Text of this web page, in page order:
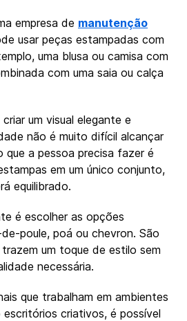
empresa de manutenção
usar peças estampadas com
uma blusa ou camisa com
com uma saia ou calça
um visual elegante e
não é muito difícil alcançar
a pessoa precisa fazer é
em um único conjunto,
equilibrado.
é escolher as opções
poule, poá ou chevron. São
um toque de estilo sem
necessária.
que trabalham em ambientes
criativos, é possível